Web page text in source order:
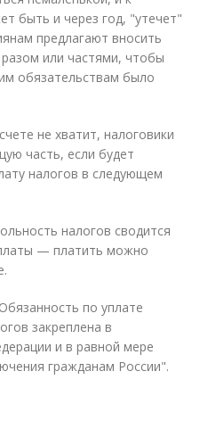
быть и через год, "утечет"
предлагают вносить
или частями, чтобы
обязательствам было
не хватит, налоговики
часть, если будет
налогов в следующем
налогов сводится
— платить можно
по уплате
закреплена в
и в равной мере
гражданам России".